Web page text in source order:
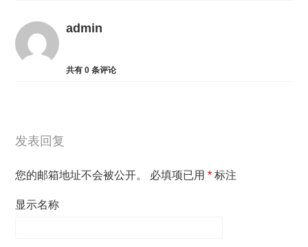
admin
共有0 条评论
发表回复
您的邮箱地址不会被公开。 必填项已用* 标注
显示名称